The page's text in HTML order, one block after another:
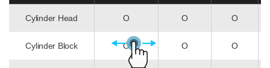
Cylinder Head O O O
Cylinder Block O O O